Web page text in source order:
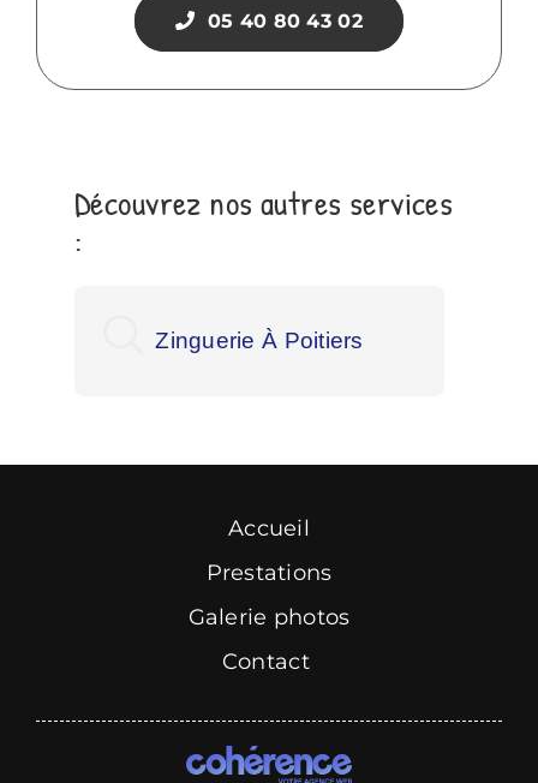
05 40 80 43 02
Découvrez nos autres services
:
Zinguerie À Poitiers
Accueil
Prestations
Galerie photos
Contact